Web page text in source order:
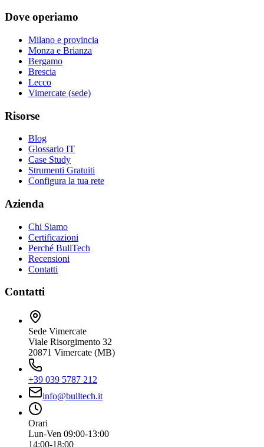
Dove operiamo
Milano e provincia
Monza e Brianza
Bergamo
Brescia
Lecco
Vimercate (sede)
Risorse
Blog
Glossario IT
Case Study
Strumenti Gratuiti
Configura la tua rete
Azienda
Chi Siamo
Certificazioni
Perché BullTech
Recensioni
Contatti
Contatti
Sede Vimercate
Viale Risorgimento 32
20871 Vimercate (MB)
+39 039 5787 212
info@bulltech.it
Orari
Lun-Ven 09:00-13:00
14:00-18:00